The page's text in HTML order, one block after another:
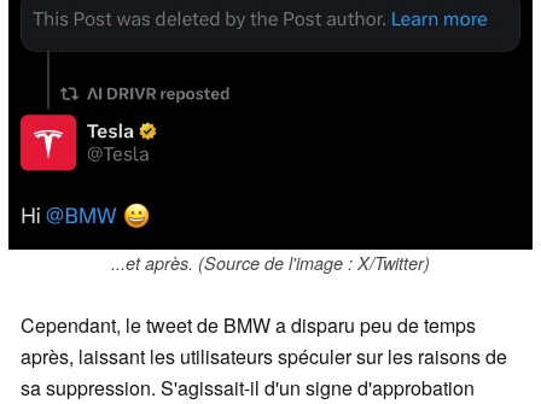
...et après. (Source de l'image : X/Twitter)
Cependant, le tweet de BMW a disparu peu de temps
après, laissant les utilisateurs spéculer sur les raisons de
sa suppression. S'agissait-il d'un signe d'approbation